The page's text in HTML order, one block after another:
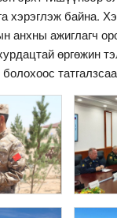
хэрэглэж байна.
анхны ажиглагч
өргөжин